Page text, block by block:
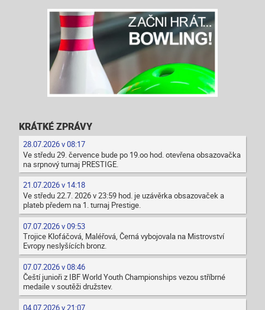
KRÁTKÉ ZPRÁVY
28.07.2026 v 08:17
Ve středu 29. července bude po 19.oo hod. otevřena obsazovačka
na srpnový turnaj PRESTIGE.
21.07.2026 v 14:18
Ve středu 22.7. 2026 v 23:59 hod. je uzávěrka obsazovaček a
plateb předem na 1. turnaj Prestige.
07.07.2026 v 09:53
Trojice Klofáčová, Maléřová, Černá vybojovala na Mistrovství
Evropy neslyšících bronz.
07.07.2026 v 08:46
Čeští junioři z IBF World Youth Championships vezou stříbrné
medaile v soutěži družstev.
04.07.2026 v 21:07